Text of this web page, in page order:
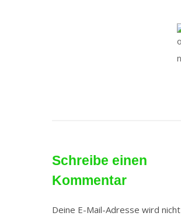
Schreibe einen
Kommentar
Deine E-Mail-Adresse wird nicht